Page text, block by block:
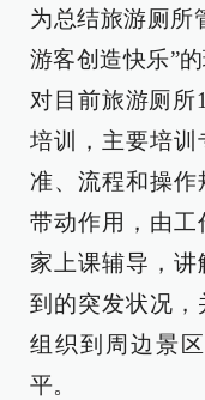
为总结旅游厕所
游客创造快乐”
对目前旅游厕所
培训，主要培训
准、流程和操
带动作用，由工
家上课辅导，讲
到的突发状况，
组织到周边景
平。